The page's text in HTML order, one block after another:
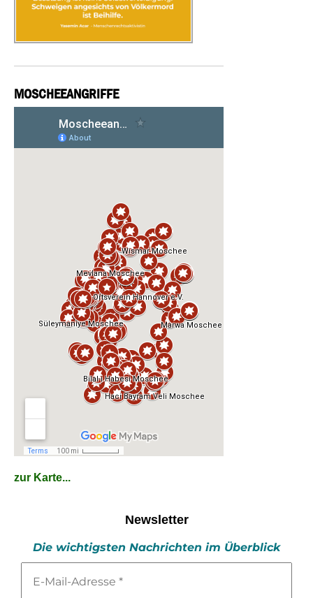
MOSCHEEANGRIFFE
zur Karte...
Newsletter
Die wichtigsten Nachrichten im Überblick
Mail-